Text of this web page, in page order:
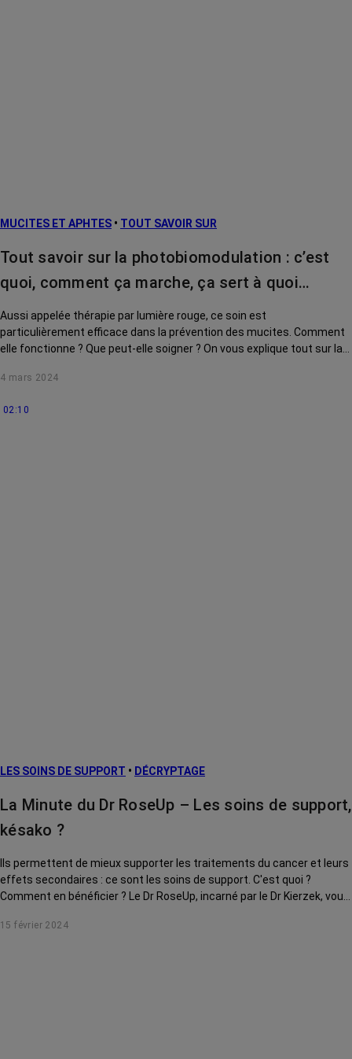
MUCITES ET APHTES • TOUT SAVOIR SUR
Tout savoir sur la photobiomodulation : c’est
quoi, comment ça marche, ça sert à quoi…
Aussi appelée thérapie par lumière rouge, ce soin est
particulièrement efficace dans la prévention des mucites. Comment
elle fonctionne ? Que peut-elle soigner ? On vous explique tout sur la
4 mars 2024
02:10
LES SOINS DE SUPPORT • DÉCRYPTAGE
La Minute du Dr RoseUp – Les soins de support,
késako ?
Ils permettent de mieux supporter les traitements du cancer et leurs
effets secondaires : ce sont les soins de support. C'est quoi ?
Comment en bénéficier ? Le Dr RoseUp, incarné par le Dr Kierzek, vous
15 février 2024